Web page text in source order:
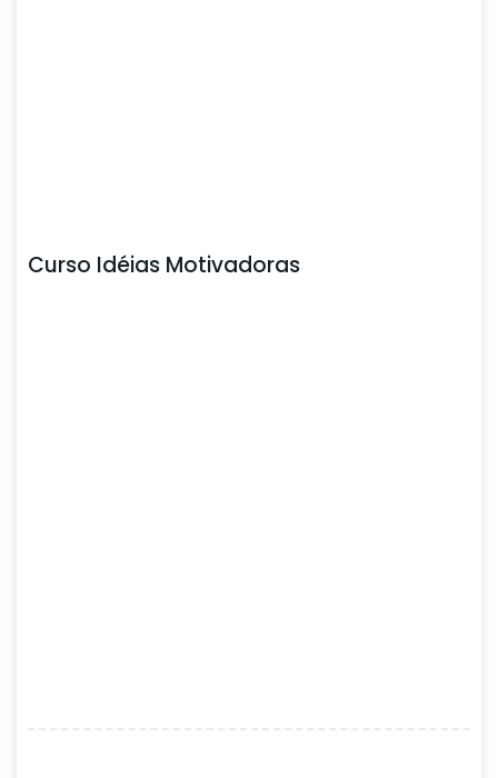
Curso Idéias Motivadoras